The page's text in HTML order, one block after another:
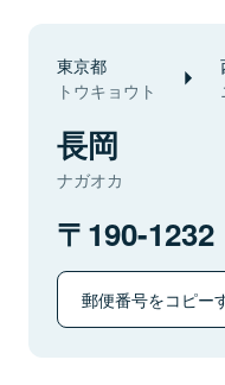
東京都
トウキョウト
長岡
ナガオカ
190-1232
郵便番号をコピー